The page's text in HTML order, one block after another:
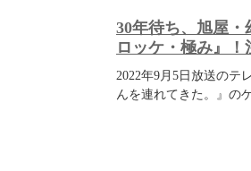
30年待ち、旭屋・
ロッケ・極み』！
2022年9月5日放送のテ
んを連れてきた。』の